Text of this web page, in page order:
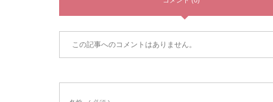
この記事へのコメントはありません。